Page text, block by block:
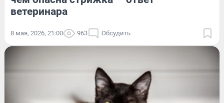
ветеринара
8 мая, 2026, 21:00 963 Обсудить